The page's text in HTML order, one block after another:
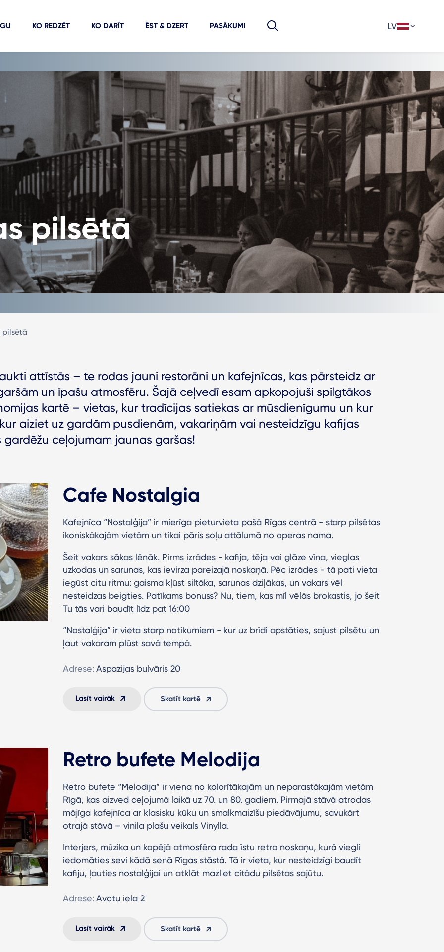
KO REDZĒT KO DARĪT ĒST & DZERT PASĀKUMI LV
pilsētā
pilsētā
attīstās – te rodas jauni restorāni un kafejnīcas, kas pārsteidz ar
un īpašu atmosfēru. Šajā ceļvedī esam apkopojuši spilgtākos
kartē – vietas, kur tradīcijas satiekas ar mūsdienīgumu un kur
aiziet uz gardām pusdienām, vakariņām vai nesteidzīgu kafijas
ceļojumam jaunas garšas!
Cafe Nostalgia
Kafejnīca “Nostalģija” ir mierīga pieturvieta pašā Rīgas centrā - starp pilsētas
ikoniskākajām vietām un tikai pāris soļu attālumā no operas nama.
Šeit vakars sākas lēnāk. Pirms izrādes - kafija, tēja vai glāze vīna, vieglas
uzkodas un sarunas, kas ievirza pareizajā noskaņā. Pēc izrādes - tā pati vieta
iegūst citu ritmu: gaisma kļūst siltāka, sarunas dziļākas, un vakars vēl
nesteidzas beigties. Patīkams bonuss? Nu, tiem, kas mīl vēlās brokastis, jo šeit
Tu tās vari baudīt līdz pat 16:00
“Nostalģija” ir vieta starp notikumiem - kur uz brīdi apstāties, sajust pilsētu un
ļaut vakaram plūst savā tempā.
Adrese: Aspazijas bulvāris 20
Lasīt vairāk Skatīt kartē
Retro bufete Melodija
Retro bufete “Melodija” ir viena no kolorītākajām un neparastākajām vietām
Rīgā, kas aizved ceļojumā laikā uz 70. un 80. gadiem. Pirmajā stāvā atrodas
mājīga kafejnīca ar klasisku kūku un smalkmaizīšu piedāvājumu, savukārt
otrajā stāvā – vinila plašu veikals Vinylla.
Interjers, mūzika un kopējā atmosfēra rada īstu retro noskaņu, kurā viegli
iedomāties sevi kādā senā Rīgas stāstā. Tā ir vieta, kur nesteidzīgi baudīt
kafiju, ļauties nostalģijai un atklāt mazliet citādu pilsētas sajūtu.
Adrese: Avotu iela 2
Lasīt vairāk Skatīt kartē